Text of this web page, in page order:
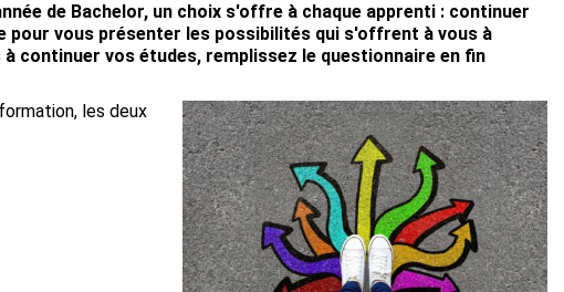
de Bachelor, un choix s'offre à chaque apprenti : continuer
pour vous présenter les possibilités qui s'offrent à vous à
continuer vos études, remplissez le questionnaire en fin
les deux